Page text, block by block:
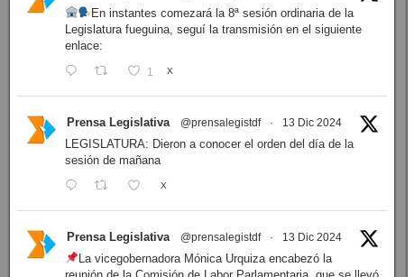
En instantes comezará la 8ª sesión ordinaria de la
Legislatura fueguina, seguí la transmisión en el siguiente
enlace:
1 X
Prensa Legislativa @prensalegistdf · 13 Dic 2024
LEGISLATURA: Dieron a conocer el orden del día de la
sesión de mañana
X
Prensa Legislativa @prensalegistdf · 13 Dic 2024
La vicegobernadora Mónica Urquiza encabezó la